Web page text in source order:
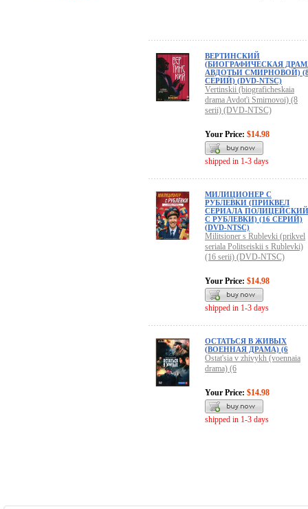
ВЕРТИНСКИЙ
(БИОГРАФИЧЕСКАЯ
АВДОТЬИ СМИРНОВОЙ)
СЕРИЙ) (DVD-NTSC)
Vertinskii (biograficheskaia
drama Avdot'i Smirnovoi) (8
serii) (DVD-NTSC)
Your Price: $14.98
shipped in 1-3 days
МИЛИЦИОНЕР С
РУБЛЕВКИ (ПРИКВЕЛ
СЕРИАЛА ПОЛИЦЕЙСКИЙ
С РУБЛЕВКИ) (16 СЕРИЙ)
(DVD-NTSC)
Militsioner s Rublevki (prikvel
seriala Politseiskii s Rublevki)
(16 serii) (DVD-NTSC)
Your Price: $14.98
shipped in 1-3 days
ОСТАТЬСЯ В ЖИВЫХ
(ВОЕННАЯ ДРАМА) (6
Ostat'sia v zhivykh (voennaia
drama) (6
Your Price: $14.98
shipped in 1-3 days